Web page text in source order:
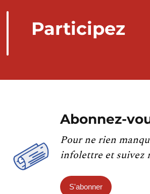
Participez
Abonnez-
Pour ne rien
infolettre et suivez
S'abonner